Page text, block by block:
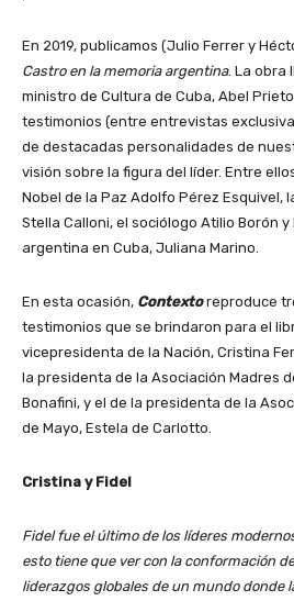
En 2019, publicamos (Julio Ferrer y
Castro en la memoria argentina. La obra
ministro de Cultura de Cuba, Abel
testimonios (entre entrevistas
de destacadas personalidades de
visión sobre la figura del líder. Entre
Nobel de la Paz Adolfo Pérez Esquivel,
Stella Calloni, el sociólogo Atilio Borón
argentina en Cuba, Juliana Marino.
En esta ocasión, Contextoreproduce
testimonios que se brindaron para el
vicepresidenta de la Nación, Cristina
la presidenta de la Asociación Madres
Bonafini, y el de la presidenta de la
de Mayo, Estela de Carlotto.
Cristina y Fidel
Fidel fue el último de los líderes
esto tiene que ver con la conformación
liderazgos globales de un mundo donde